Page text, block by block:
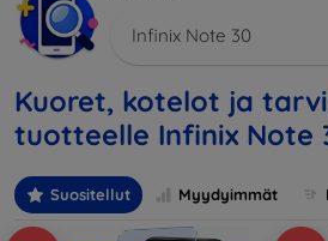
Infinix Note 30
Kuoret, kotelot ja
tuotteelle Infinix Note
Suositellut Myydyimmät